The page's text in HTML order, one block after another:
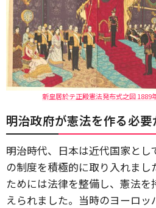
新皇居於テ正殿憲法発布式之図 1889
明治政府が憲法を作る必
明治時代、日本は近代国家とし
の制度を積極的に取り入れまし
ためには法律を整備し、憲法
えられました。当時のヨーロ